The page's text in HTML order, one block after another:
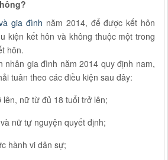
gia đình năm 2014, để được kết hôn
kiện kết hôn và không thuộc một trong
hôn.
nhân gia đình năm 2014 quy định nam,
tuân theo các điều kiện sau đây:
nữ từ đủ 18 tuổi trở lên;
nữ tự nguyện quyết định;
hành vi dân sự;